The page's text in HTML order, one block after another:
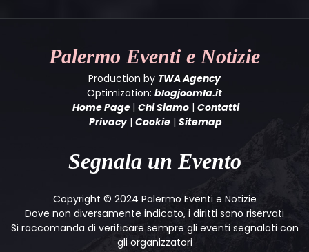
Palermo Eventi e Notizie
Production by TWA Agency
Optimization: blogjoomla.it
Home Page | Chi Siamo| Contatti
Privacy| Cookie | Sitemap
Segnala un Evento
Copyright © 2024 Palermo Eventi e Notizie
Dove non diversamente indicato, i diritti sono riservati
Si raccomanda di verificare sempre gli eventi segnalati con
gli organizzatori